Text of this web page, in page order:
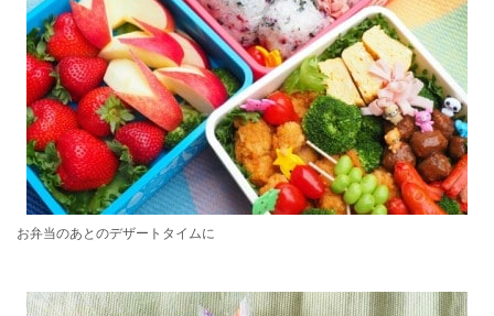
お弁当のあとのデザートタイムに